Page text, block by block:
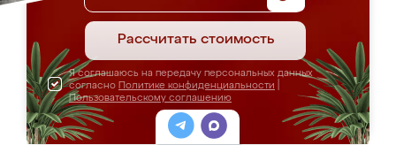
Рассчитать стоимость
Я соглашаюсь на передачу персональных данных
согласно Политике конфиденциальности
Пользовательскому соглашению